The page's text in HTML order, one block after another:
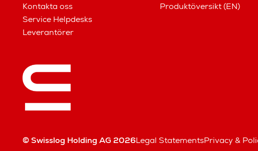
Kontakta oss
Service Helpdesks
Leverantörer
Produktöversikt (EN)
© Swisslog Holding AG 2026Legal StatementsPrivacy &